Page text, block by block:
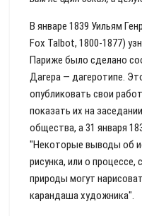
В январе 1839 Уильям
Fox Talbot, 1800-1877)
Париже было сделано
Дагера — дагеротипе.
опубликовать свои
показать их на
общества, а 31 января
"Некоторые выводы об
рисунка, или о
природы могут
карандаша художника".